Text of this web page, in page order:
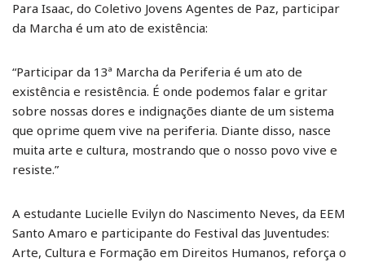
Para Isaac, do Coletivo Jovens Agentes de Paz, participar
da Marcha é um ato de existência:
“Participar da 13ª Marcha da Periferia é um ato de
existência e resistência. É onde podemos falar e gritar
sobre nossas dores e indignações diante de um sistema
que oprime quem vive na periferia. Diante disso, nasce
muita arte e cultura, mostrando que o nosso povo vive e
resiste.”
A estudante Lucielle Evilyn do Nascimento Neves, da EEM
Santo Amaro e participante do Festival das Juventudes:
Arte, Cultura e Formação em Direitos Humanos, reforça o